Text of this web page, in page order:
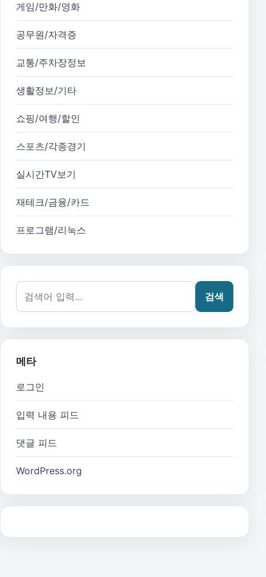
게임/만화/영화
공무원/자격증
교통/주차장정보
생활정보/기타
쇼핑/여행/할인
스포츠/각종경기
실시간TV보기
재테크/금융/카드
프로그램/리눅스
검색어:
검색
메타
로그인
입력 내용 피드
댓글 피드
WordPress.org